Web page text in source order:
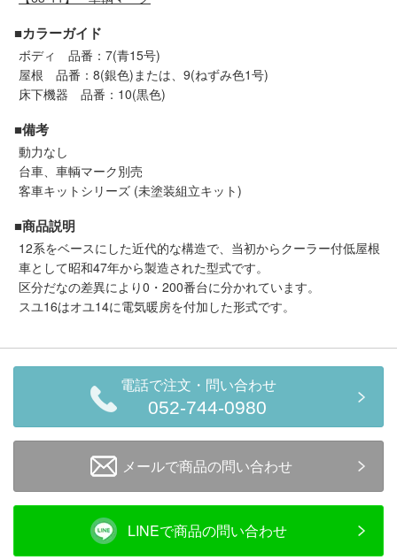
中部
中国・四国
お役立ち情報
メルマガ登録 LINEお友達登録
ヘルプページ
お問い合せ
ログイン/マイページ
■カラーガイド
ボディ 品番：7(青15号)
屋根 品番：8(銀色)または、9(ねずみ色1号)
床下機器 品番：10(黒色)
■備考
動力なし
台車、車輌マーク別売
客車キットシリーズ (未塗装組立キット)
■商品説明
12系をベースにした近代的な構造で、当初からクーラー付低屋根
車として昭和47年から製造された型式です。
区分だなの差異により0・200番台に分かれています。
スユ16はオユ14に電気暖房を付加した形式です。
電話で注文・問い合わせ
052-744-0980
メールで商品の問い合わせ
LINEで商品の問い合わせ